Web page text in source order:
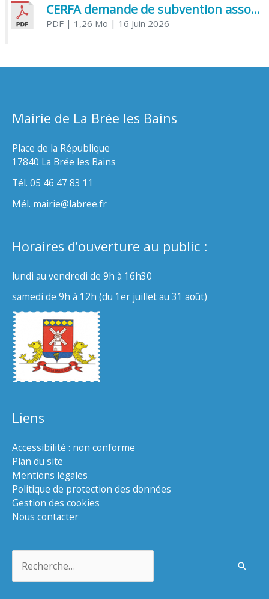
CERFA demande de subvention association
PDF| 1,26 Mo | 16 Juin 2026
Mairie de La Brée les Bains
Place de la République
17840 La Brée les Bains
Tél. 05 46 47 83 11
Mél. mairie@labree.fr
Horaires d’ouverture au public :
lundi au vendredi de 9h à 16h30
samedi de 9h à 12h (du 1er juillet au 31 août)
Liens
Accessibilité : non conforme
Plan du site
Mentions légales
Politique de protection des données
Gestion des cookies
Nous contacter